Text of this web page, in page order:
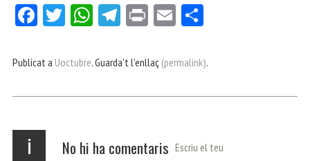
Fa
bo
Tw
er
W
ts
p
Te
gr
m
Pri E
ail pa
ei
Publicat a Uoctubre. Guarda't l'enllaç (permalink).
i No hi ha comentaris Escriu el teu